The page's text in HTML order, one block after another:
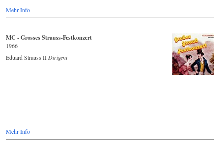
Mehr Info
MC - Grosses Strauss-Festkonzert
1966
Eduard Strauss II Dirigent
Mehr Info